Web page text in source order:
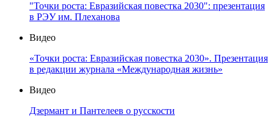
"Точки роста: Евразийская повестка 2030": презентация
в РЭУ им. Плеханова
Видео
«Точки роста: Евразийская повестка 2030». Презентация
в редакции журнала «Международная жизнь»
Видео
Дзермант и Пантелеев о русскости